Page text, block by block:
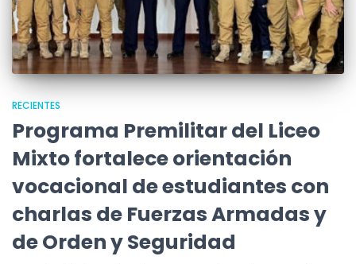
RECIENTES
Programa Premilitar del Liceo
Mixto fortalece orientación
vocacional de estudiantes con
charlas de Fuerzas Armadas y
de Orden y Seguridad